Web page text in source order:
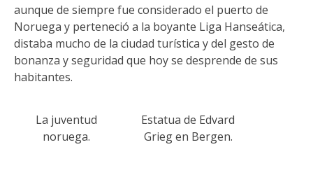
aunque de siempre fue considerado el puerto de
Noruega y perteneció a la boyante Liga Hanseática,
distaba mucho de la ciudad turística y del gesto de
bonanza y seguridad que hoy se desprende de sus
habitantes.
La juventud
noruega.
Estatua de Edvard
Grieg en Bergen.